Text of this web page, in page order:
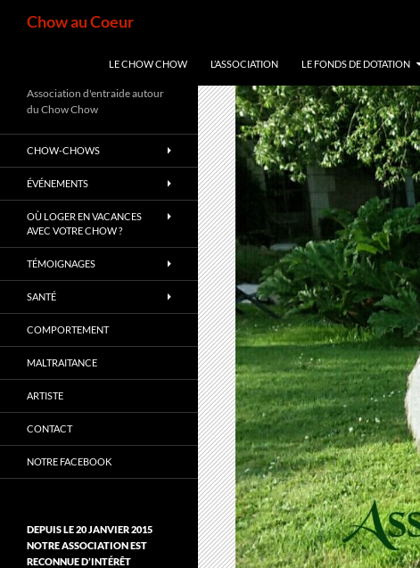
Chow au Coeur
LE CHOW CHOW L’ASSOCIATION LE FONDS DE DOTATION
Association d'entraide autour
du Chow Chow
CHOW-CHOWS
ÉVÉNEMENTS
OÙ LOGER EN VACANCES
AVEC VOTRE CHOW ?
TÉMOIGNAGES
SANTÉ
COMPORTEMENT
MALTRAITANCE
ARTISTE
CONTACT
NOTRE FACEBOOK
DEPUIS LE 20 JANVIER 2015
NOTRE ASSOCIATION EST
RECONNUE D’INTÉRÊT